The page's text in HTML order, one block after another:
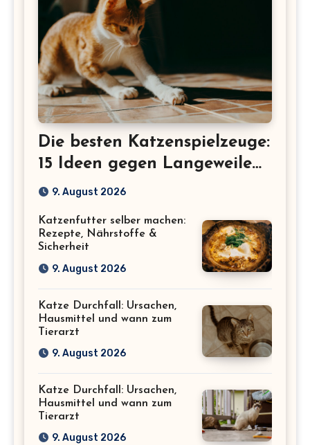
Die besten Katzenspielzeuge:
15 Ideen gegen Langeweile
bei Wohnungskatzen
9. August 2026
Katzenfutter selber machen:
Rezepte, Nährstoffe &
Sicherheit
9. August 2026
Katze Durchfall: Ursachen,
Hausmittel und wann zum
Tierarzt
9. August 2026
Katze Durchfall: Ursachen,
Hausmittel und wann zum
Tierarzt
9. August 2026